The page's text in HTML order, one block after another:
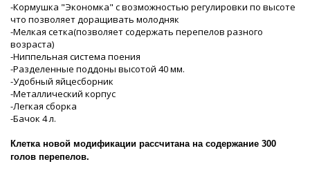
-Кормушка "Экономка" с возможностью регулировки по высоте
что позволяет доращивать молодняк
-Мелкая сетка(позволяет содержать перепелов разного
возраста)
-Ниппельная система поения
-Разделенные поддоны высотой 40 мм.
-Удобный яйцесборник
-Металлический корпус
-Легкая сборка
-Бачок 4 л.
Клетка новой модификации рассчитана на содержание 300
голов перепелов.